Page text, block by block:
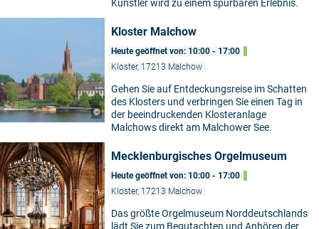
Künstler wird zu einem spürbaren Erlebnis.
©
Kloster Malchow
Heute geöffnet von: 10:00 - 17:00
Kloster, 17213 Malchow
Gehen Sie auf Entdeckungsreise im Schatten
des Klosters und verbringen Sie einen Tag in
der beeindruckenden Klosteranlage
Malchows direkt am Malchower See.
Mecklenburgisches Orgelmuseum
Heute geöffnet von: 10:00 - 17:00
Kloster, 17213 Malchow
Das größte Orgelmuseum Norddeutschlands
lädt Sie zum Begutachten und Anhören der